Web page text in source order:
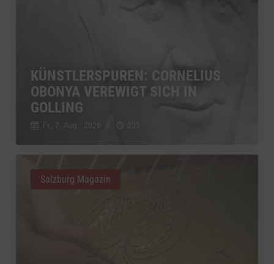
KÜNSTLERSPUREN: CORNELIUS
OBONYA VEREWIGT SICH IN
GOLLING
Salzburg Magazin